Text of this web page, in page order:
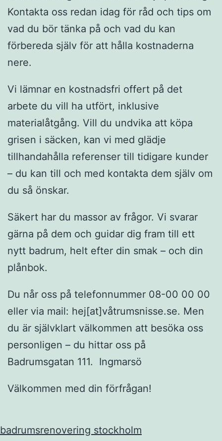
Kontakta oss redan idag för råd och tips om
vad du bör tänka på och vad du kan
förbereda själv för att hålla kostnaderna
nere.
Vi lämnar en kostnadsfri offert på det
arbete du vill ha utfört, inklusive
materialåtgång. Vill du undvika att köpa
grisen i säcken, kan vi med glädje
tillhandahålla referenser till tidigare kunder
– du kan till och med kontakta dem själv om
du så önskar.
Säkert har du massor av frågor. Vi svarar
gärna på dem och guidar dig fram till ett
nytt badrum, helt efter din smak – och din
plånbok.
Du når oss på telefonnummer 08-00 00 00
eller via mail: hej[at]våtrumsnisse.se. Men
du är självklart välkommen att besöka oss
personligen – du hittar oss på
Badrumsgatan 111. Ingmarsö
Välkommen med din förfrågan!
badrumsrenovering stockholm